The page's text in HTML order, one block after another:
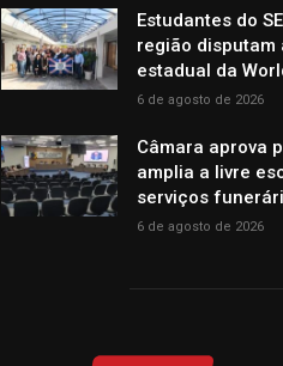
Estudantes do
região disputam
estadual da
6 de agosto de 2026
Câmara aprova
amplia a livre
serviços
6 de agosto de 2026